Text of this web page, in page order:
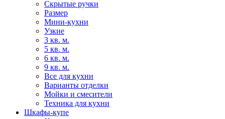
Скрытые ручки
Размер
Мини-кухни
Узкие
3 кв. м.
5 кв. м.
6 кв. м.
9 кв. м.
Все для кухни
Варианты отделки
Мойки и смесители
Техника для кухни
Шкафы-купе